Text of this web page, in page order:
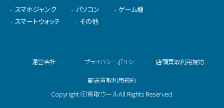
スマホジャンク パソコン
ゲーム機
スマートウォッチ
その他
Copyright ⓒ買取ウールAll Rights Reserved.
運営会社 プライバシーポリシー 店頭買取利用規約
郵送買取利用規約